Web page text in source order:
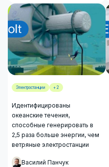
Электростанции + 2
Идентифицированы
океанские течения,
способные генерировать в
2,5 раза больше энергии, чем
ветряные электростанции
Василий Панчук